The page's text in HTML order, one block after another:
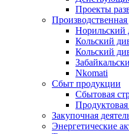
Проекты
Производственная
Норильский
Кольский
Кольский
Nkomati
Сбыт продукции
Сбытовая
Закупочная
Энергетические